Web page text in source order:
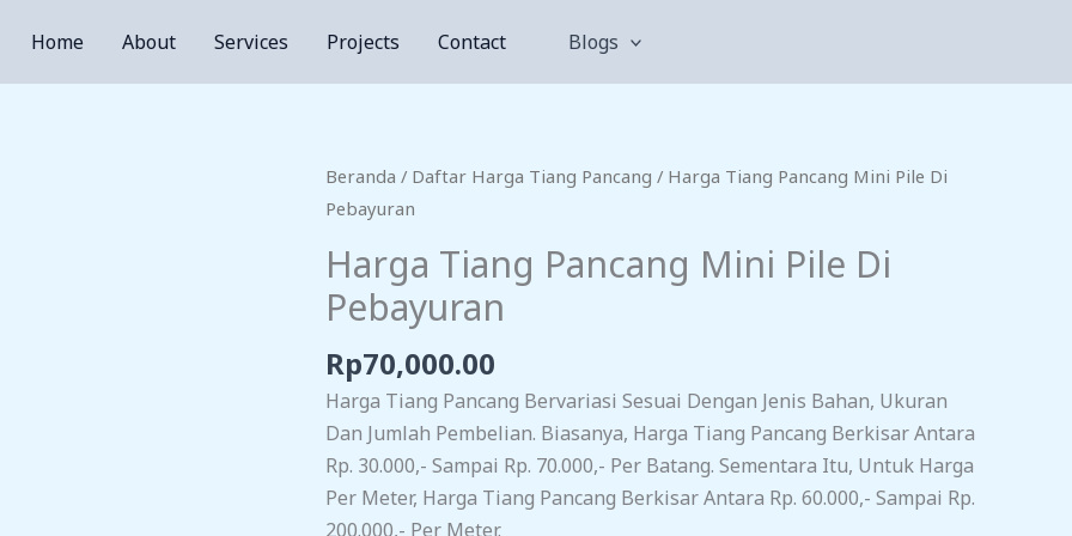
Home About Services Projects Contact Blogs
Beranda / Daftar Harga Tiang Pancang / Harga Tiang Pancang Mini Pile Di
Pebayuran
Harga Tiang Pancang Mini Pile Di
Pebayuran
Rp70,000.00
Harga Tiang Pancang Bervariasi Sesuai Dengan Jenis Bahan, Ukuran
Dan Jumlah Pembelian. Biasanya, Harga Tiang Pancang Berkisar Antara
Rp. 30.000,- Sampai Rp. 70.000,- Per Batang. Sementara Itu, Untuk Harga
Per Meter, Harga Tiang Pancang Berkisar Antara Rp. 60.000,- Sampai Rp.
200.000,- Per Meter.